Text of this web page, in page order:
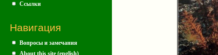
Ссылки
Навигация
Вопросы и замечания